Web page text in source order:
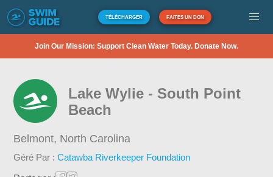
TÉLÉCHARGER FAITES UN DON
Join Our Mission: Support Clean Water Today. Donate Now.
Lake Wylie - South Point
Beach
Belmont, North Carolina
Géré Par :Catawba Riverkeeper Foundation